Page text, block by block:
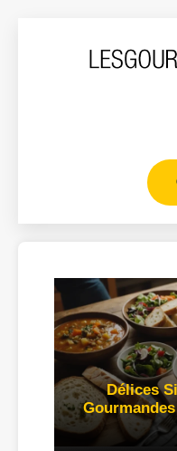
Délices